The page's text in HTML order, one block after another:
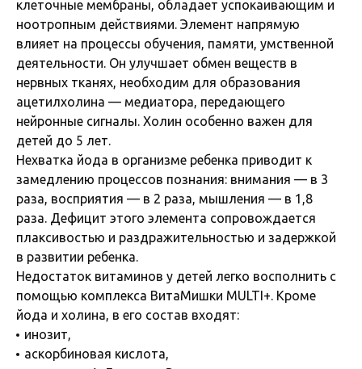
клеточные мембраны, обладает успокаивающим и
ноотропным действиями. Элемент напрямую
влияет на процессы обучения, памяти, умственной
деятельности. Он улучшает обмен веществ в
нервных тканях, необходим для образования
ацетилхолина — медиатора, передающего
нейронные сигналы. Холин особенно важен для
детей до 5 лет.
Нехватка йода в организме ребенка приводит к
замедлению процессов познания: внимания — в 3
раза, восприятия — в 2 раза, мышления — в 1,8
раза. Дефицит этого элемента сопровождается
плаксивостью и раздражительностью и задержкой
в развитии ребенка.
Недостаток витаминов у детей легко восполнить с
помощью комплекса ВитаМишки MULTI+. Кроме
йода и холина, в его состав входят:
инозит,
аскорбиновая кислота,